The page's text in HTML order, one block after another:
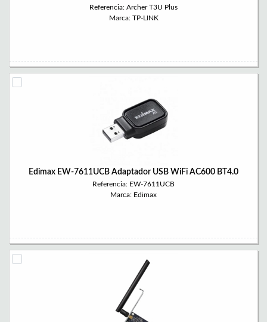
Referencia: Archer T3U Plus
Marca: TP-LINK
Edimax EW-7611UCB Adaptador USB WiFi AC600 BT4.0
Referencia: EW-7611UCB
Marca: Edimax